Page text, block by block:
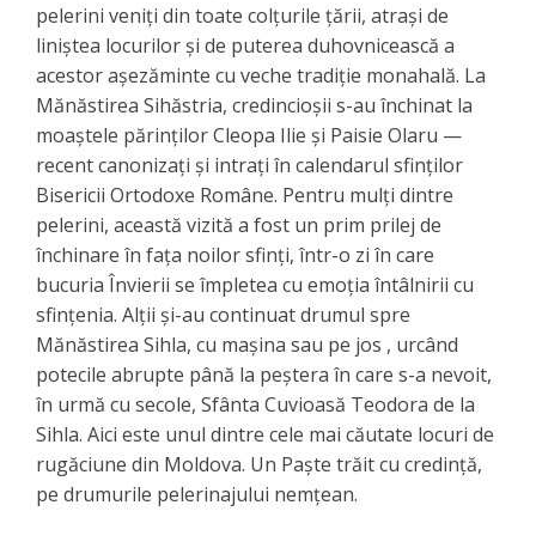
pelerini veniți din toate colțurile țării, atrași de
liniștea locurilor și de puterea duhovnicească a
acestor așezăminte cu veche tradiție monahală. La
Mănăstirea Sihăstria, credincioșii s-au închinat la
moaștele părinților Cleopa Ilie și Paisie Olaru —
recent canonizați și intrați în calendarul sfinților
Bisericii Ortodoxe Române. Pentru mulți dintre
pelerini, această vizită a fost un prim prilej de
închinare în fața noilor sfinți, într-o zi în care
bucuria Învierii se împletea cu emoția întâlnirii cu
sfințenia. Alții și-au continuat drumul spre
Mănăstirea Sihla, cu mașina sau pe jos , urcând
potecile abrupte până la peștera în care s-a nevoit,
în urmă cu secole, Sfânta Cuvioasă Teodora de la
Sihla. Aici este unul dintre cele mai căutate locuri de
rugăciune din Moldova. Un Paște trăit cu credință,
pe drumurile pelerinajului nemțean.